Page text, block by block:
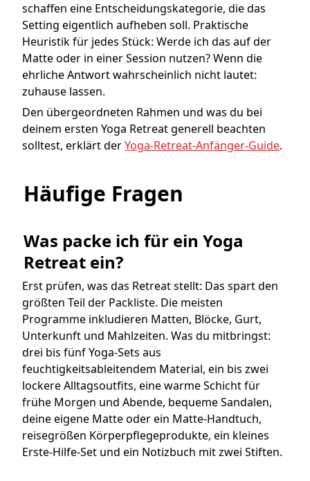
schaffen eine Entscheidungskategorie, die das
Setting eigentlich aufheben soll. Praktische
Heuristik für jedes Stück: Werde ich das auf der
Matte oder in einer Session nutzen? Wenn die
ehrliche Antwort wahrscheinlich nicht lautet:
zuhause lassen.
Den übergeordneten Rahmen und was du bei
deinem ersten Yoga Retreat generell beachten
solltest, erklärt derYoga-Retreat-Anfänger-Guide.
Häufige Fragen
Was packe ich für ein Yoga
Retreat ein?
Erst prüfen, was das Retreat stellt: Das spart den
größten Teil der Packliste. Die meisten
Programme inkludieren Matten, Blöcke, Gurt,
Unterkunft und Mahlzeiten. Was du mitbringst:
drei bis fünf Yoga-Sets aus
feuchtigkeitsableitendem Material, ein bis zwei
lockere Alltagsoutfits, eine warme Schicht für
frühe Morgen und Abende, bequeme Sandalen,
deine eigene Matte oder ein Matte-Handtuch,
reisegrößen Körperpflegeprodukte, ein kleines
Erste-Hilfe-Set und ein Notizbuch mit zwei Stiften.